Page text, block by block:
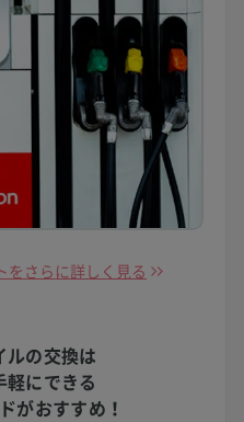
をさらに詳しく見る
ルの交換は
軽にできる
がおすすめ！